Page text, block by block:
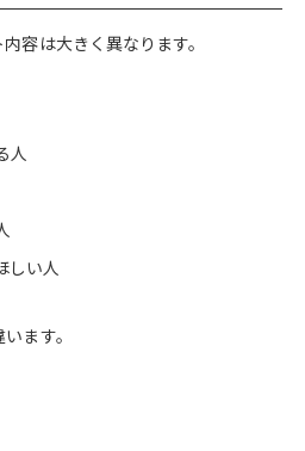
容は大きく異なります。
人
しい人
ます。